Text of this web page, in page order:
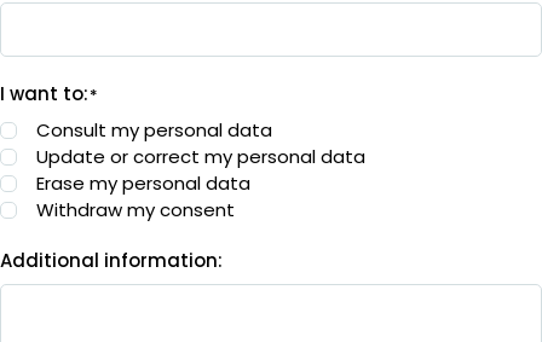
I want to:*
Consult my personal data
Update or correct my personal data
Erase my personal data
Withdraw my consent
Additional information: